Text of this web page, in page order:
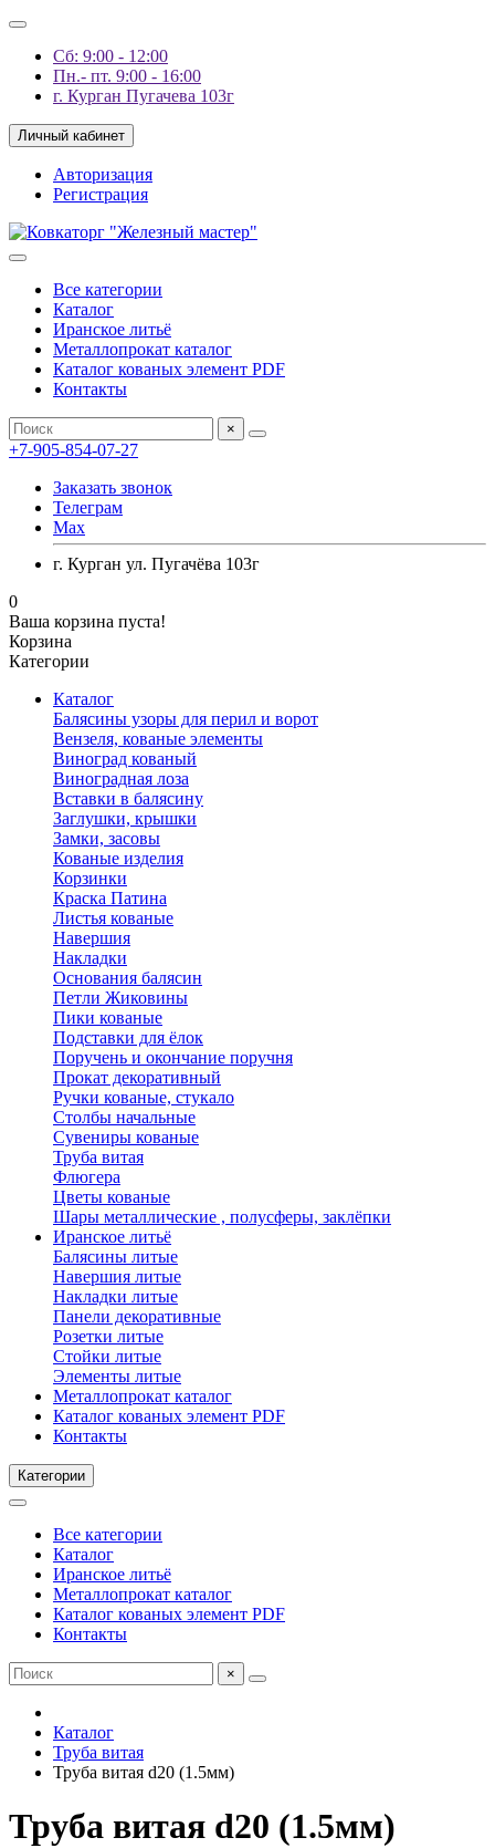
Сб: 9:00 - 12:00
Пн.- пт. 9:00 - 16:00
г. Курган Пугачева 103г
Личный кабинет
Авторизация
Регистрация
Все категории
Каталог
Иранское литьё
Металлопрокат каталог
Каталог кованых элемент PDF
Контакты
×
+7-905-854-07-27
Заказать звонок
Телеграм
Max
г. Курган ул. Пугачёва 103г
0
Ваша корзина пуста!
Корзина
Категории
Каталог
Балясины узоры для перил и ворот
Вензеля, кованые элементы
Виноград кованый
Виноградная лоза
Вставки в балясину
Заглушки, крышки
Замки, засовы
Кованые изделия
Корзинки
Краска Патина
Листья кованые
Навершия
Накладки
Основания балясин
Петли Жиковины
Пики кованые
Подставки для ёлок
Поручень и окончание поручня
Прокат декоративный
Ручки кованые, стукало
Столбы начальные
Сувениры кованые
Труба витая
Флюгера
Цветы кованые
Шары металлические , полусферы, заклёпки
Иранское литьё
Балясины литые
Навершия литые
Накладки литые
Панели декоративные
Розетки литые
Стойки литые
Элементы литые
Металлопрокат каталог
Каталог кованых элемент PDF
Контакты
Категории
Все категории
Каталог
Иранское литьё
Металлопрокат каталог
Каталог кованых элемент PDF
Контакты
×
Каталог
Труба витая
Труба витая d20 (1.5мм)
Труба витая d20 (1.5мм)